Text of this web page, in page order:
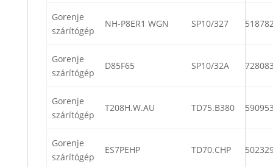
Gorenje
szárítógép
NH-P8ER1 WGN SP10/327
Gorenje
szárítógép
D85F65 SP10/32A
Gorenje
szárítógép
T208H.W.AU TD75.B380
Gorenje
szárítógép
ES7PEHP TD70.CHP